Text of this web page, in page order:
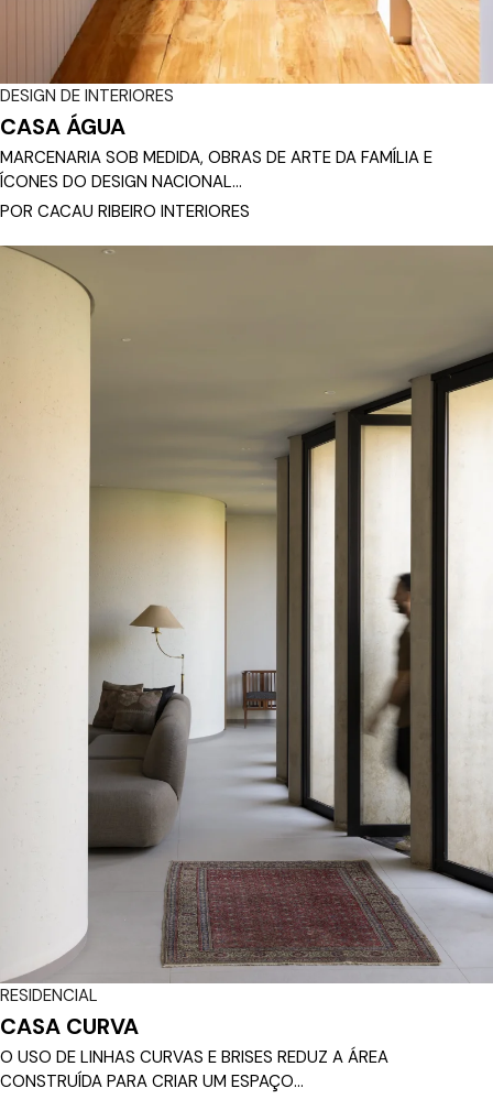
DESIGN DE INTERIORES
CASA ÁGUA
MARCENARIA SOB MEDIDA, OBRAS DE ARTE DA FAMÍLIA E
ÍCONES DO DESIGN NACIONAL...
POR CACAU RIBEIRO INTERIORES
RESIDENCIAL
CASA CURVA
O USO DE LINHAS CURVAS E BRISES REDUZ A ÁREA
CONSTRUÍDA PARA CRIAR UM ESPAÇO...